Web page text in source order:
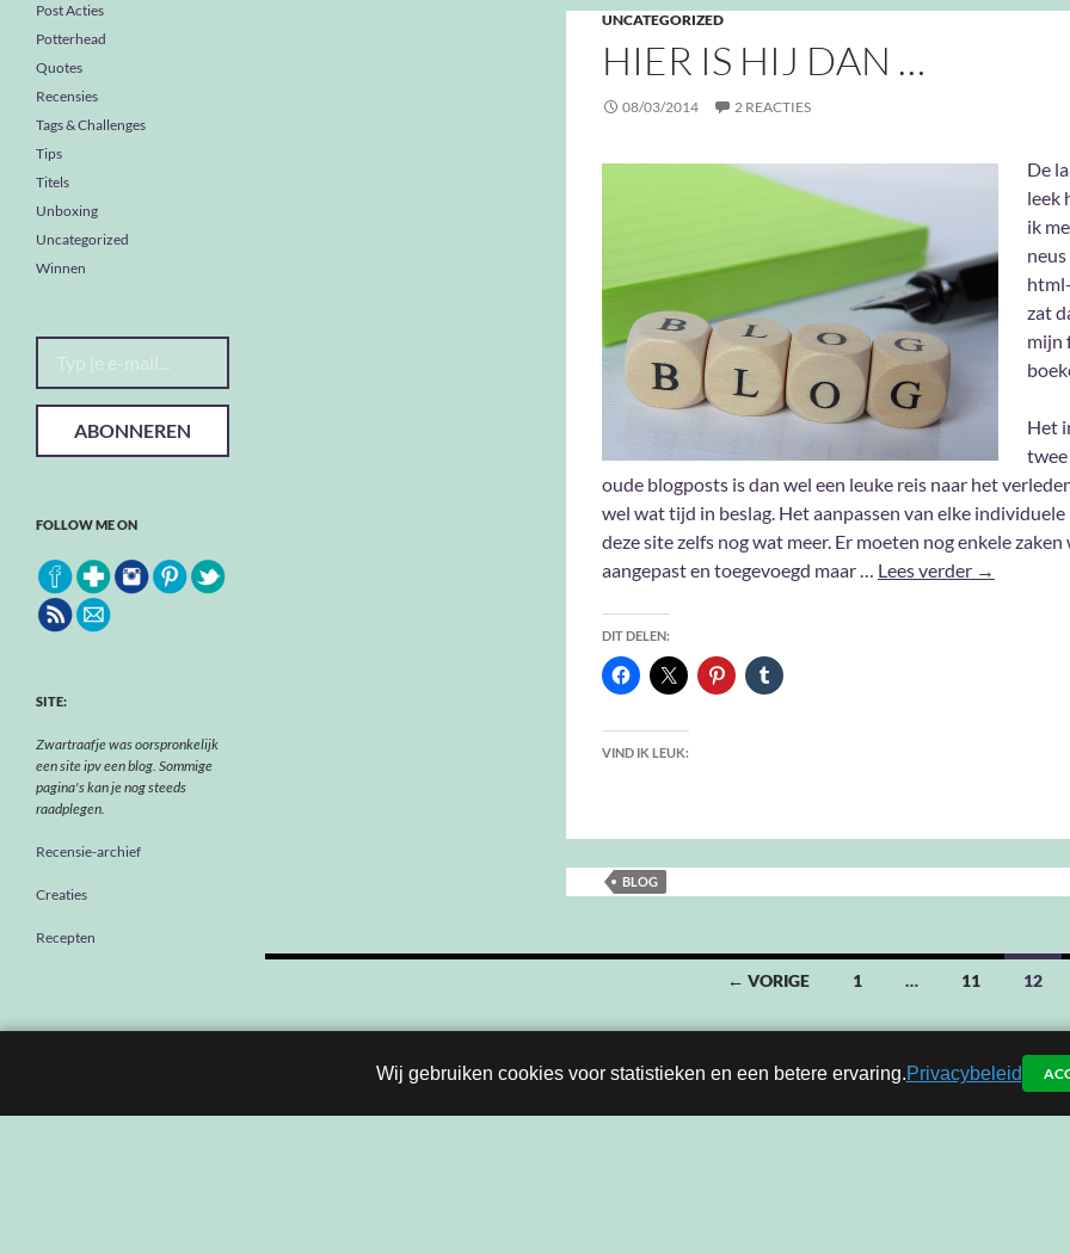
UNCATEGORIZED
HIER IS HIJ DAN …
08/03/2014 2 REACTIES
De
leek
ik
zat
mijn
Het
twee
oude blogposts is dan wel een leuke reis naar het
wel wat tijd in beslag. Het aanpassen van elke individuele
deze site zelfs nog wat meer. Er moeten nog enkele zaken
aangepast en toegevoegd maar … Lees verder Hier is hij
→
DIT DELEN:
VIND IK LEUK:
BLOG
navigatie
← VORIGE 1 … 11 12
Post Acties
Potterhead
Quotes
Recensies
Tags & Challenges
Tips
Titels
Unboxing
Uncategorized
Winnen
Typ je e-mail...
ABONNEREN
FOLLOW ME ON
SITE:
Zwartraafje was oorspronkelijk
een site ipv een blog. Sommige
pagina's kan je nog steeds
raadplegen.
Recensie-archief
Creaties
Recepten
Wij gebruiken cookies voor statistieken en een betere ervaring.Privacybeleid